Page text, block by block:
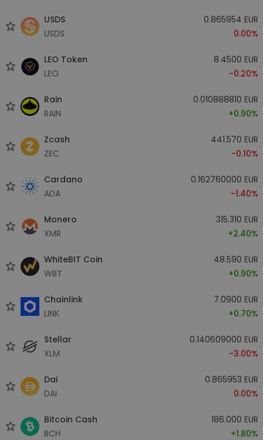
USDS
USDS
0.865954 EUR
0.00%
LEO Token
LEO
8.4500 EUR
-0.20%
Rain
RAIN
0.010888810 EUR
+0.90%
Zcash
ZEC
441.570 EUR
-0.10%
Cardano
ADA
0.162760000 EUR
-1.40%
Monero
XMR
315.310 EUR
+2.40%
WhiteBIT Coin
WBT
48.590 EUR
+0.90%
Chainlink
LINK
7.0900 EUR
+0.70%
Stellar
XLM
0.140609000 EUR
-3.00%
Dai
DAI
0.865953 EUR
0.00%
Bitcoin Cash
BCH
186.000 EUR
+1.80%